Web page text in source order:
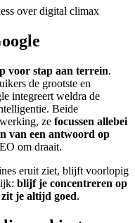
voor stap aan terrein.
de grootste en
integreert weldra de
Beide
ze focussen allebei
van een antwoord op
om draait.
eruit ziet, blijft voorlopig
blijf je concentreren op
je altijd goed.